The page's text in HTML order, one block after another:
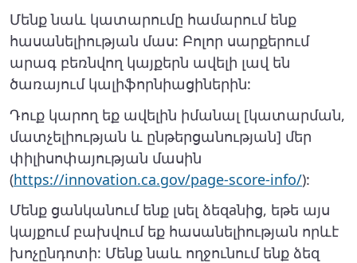
Մենք նաև կատարումը համարում ենք
հասանելիության մաս: Բոլոր սարքերում
արագ բեռնվող կայքերն ավելի լավ են
ծառայում կալիֆորնիացիներին:
Դուք կարող եք ավելին իմանալ [կատարման,
մատչելիության և ընթերցանության] մեր
փիլիսոփայության մասին
(https://innovation.ca.gov/page-score-info/):
Մենք ցանկանում ենք լսել ձեզаնից, եթե այս
կայքում բախվում եք հասանելիության որևէ
խոչընդոտի: Մենք նաև ողջունում ենք ձեզ